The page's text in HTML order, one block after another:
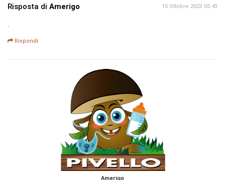
Risposta di Amerigo 15 Ottobre 2023 05:43
.
Rispondi
Amerigo